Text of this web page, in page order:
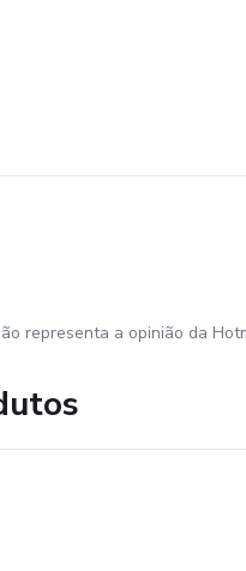
representa a opinião da